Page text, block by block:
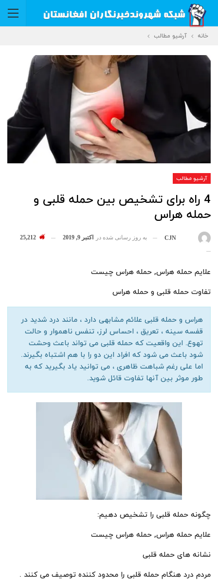
خانه آرشیو مطالب
آرشیو مطالب
4 راه برای تشخیص بین حمله قلبی و
حمله هراس
CJN به روز رسانی شده در اکتبر 9, 2019 25,212
علایم حمله هراس, حمله هراس چیست
تفاوت حمله قلبی و حمله هراس
هراس و حمله قلبی علائم مشابهی دارد ، مانند درد شدید در
قفسه سینه ، تعریق ، احساس لرز، تنفس ناهموار و حالت
تهوع. این واقعیت که حمله قلبی می تواند باعث وحشت
شود باعث می شود که افراد این دو را با هم اشتباه بگیرند.
اما علی رغم شباهت ظاهری ، می توانید یاد بگیرید که به
طور موثر بین آنها تفاوت قائل شوید.
چگونه حمله قلبی را تشخیص دهیم:
علایم حمله هراس, حمله هراس چیست
نشانه های حمله قلبی
مردم درد هنگام حمله قلبی را محدود کننده توصیف می کنند .